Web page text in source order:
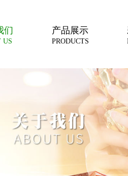
们
US
产品展示
PRODUCTS